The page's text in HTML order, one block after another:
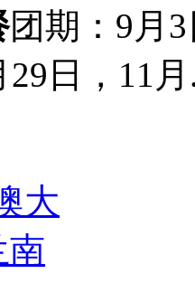
团期：9月
29日，11